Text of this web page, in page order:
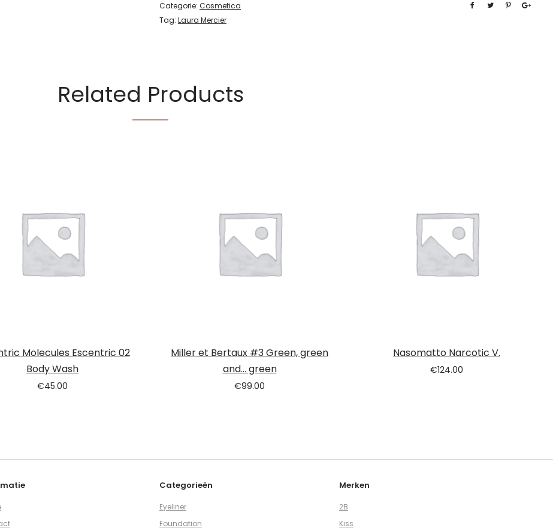
Categorie: Cosmetica
Tag: Laura Mercier
Related Products
Molecules Escentric 02
Body Wash
€45.00
Miller et Bertaux #3 Green, green
and… green
€99.00
Nasomatto Narcotic V.
€124.00
Categorieën
Eyeliner
Foundation
Merken
2B
Kiss